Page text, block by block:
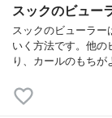
スックのビュー
スックのビューラ
いく方法です。他の
り、カールのもち